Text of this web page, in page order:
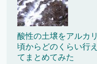
酸性の土壌をアルカ
頃からどのくらい行
てまとめてみた